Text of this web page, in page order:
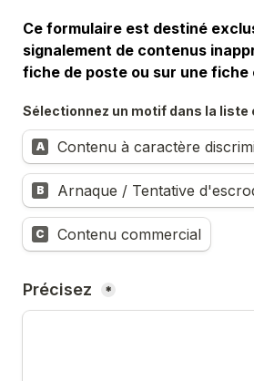
Ce formulaire est destiné
signalement de contenus
fiche de poste ou sur une fiche
Sélectionnez un motif dans la liste
A Contenu à caractère
B Arnaque / Tentative
C Contenu commercial
Précisez *